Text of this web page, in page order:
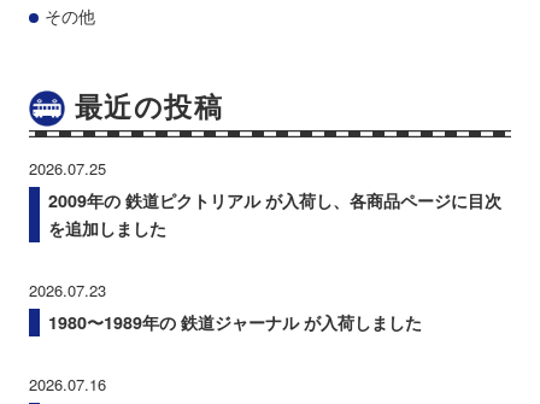
その他
最近の投稿
2026.07.25
2009年の 鉄道ピクトリアル が入荷し、各商品ページに目次
を追加しました
2026.07.23
1980〜1989年の 鉄道ジャーナル が入荷しました
2026.07.16